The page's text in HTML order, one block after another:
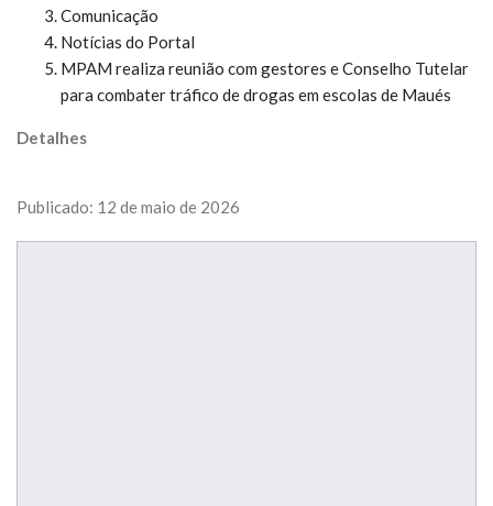
Comunicação
Notícias do Portal
MPAM realiza reunião com gestores e Conselho Tutelar
para combater tráfico de drogas em escolas de Maués
Detalhes
Publicado: 12 de maio de 2026